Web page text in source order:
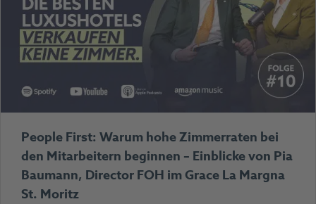
People First: Warum hohe Zimmerraten bei
den Mitarbeitern beginnen – Einblicke von Pia
Baumann, Director FOH im Grace La Margna
St. Moritz